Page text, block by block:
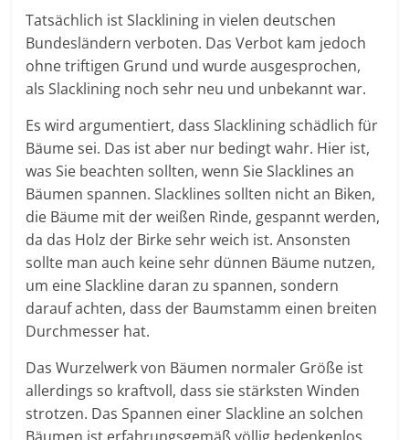
Tatsächlich ist Slacklining in vielen deutschen
Bundesländern verboten. Das Verbot kam jedoch
ohne triftigen Grund und wurde ausgesprochen,
als Slacklining noch sehr neu und unbekannt war.
Es wird argumentiert, dass Slacklining schädlich für
Bäume sei. Das ist aber nur bedingt wahr. Hier ist,
was Sie beachten sollten, wenn Sie Slacklines an
Bäumen spannen. Slacklines sollten nicht an Biken,
die Bäume mit der weißen Rinde, gespannt werden,
da das Holz der Birke sehr weich ist. Ansonsten
sollte man auch keine sehr dünnen Bäume nutzen,
um eine Slackline daran zu spannen, sondern
darauf achten, dass der Baumstamm einen breiten
Durchmesser hat.
Das Wurzelwerk von Bäumen normaler Größe ist
allerdings so kraftvoll, dass sie stärksten Winden
strotzen. Das Spannen einer Slackline an solchen